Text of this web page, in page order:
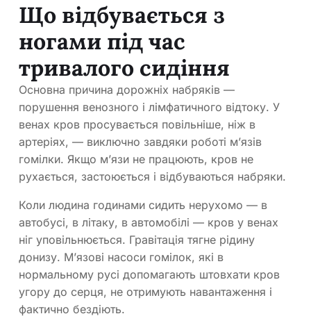
Що відбувається з
ногами під час
тривалого сидіння
Основна причина дорожніх набряків —
порушення венозного і лімфатичного відтоку. У
венах кров просувається повільніше, ніж в
артеріях, — виключно завдяки роботі м’язів
гомілки. Якщо м’язи не працюють, кров не
рухається, застоюється і відбуваються набряки.
Коли людина годинами сидить нерухомо — в
автобусі, в літаку, в автомобілі — кров у венах
ніг уповільнюється. Гравітація тягне рідину
донизу. М’язові насоси гомілок, які в
нормальному русі допомагають штовхати кров
угору до серця, не отримують навантаження і
фактично бездіють.